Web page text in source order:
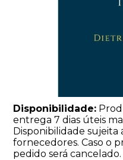
Disponibilidade:
entrega 7 dias úteis
Disponibilidade sujeita
fornecedores. Caso o
pedido será cancelado.